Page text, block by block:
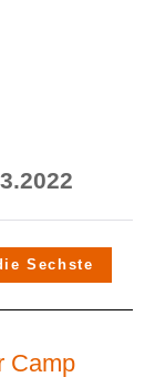
Sechste
Camp